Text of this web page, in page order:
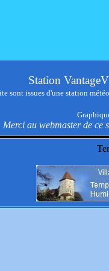
Station
sont issues d'une station
Merci au webmaster de ce